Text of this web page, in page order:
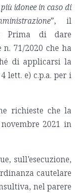
idonee in caso di
”, il
Prima di dare
71/2020 che ha
di applicarsi la
lett. e) c.p.a. per i
richieste che la
2021 in
sull’esecuzione,
cautelare
nel parere